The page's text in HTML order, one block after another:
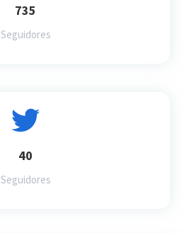
735
Seguidores
40
Seguidores